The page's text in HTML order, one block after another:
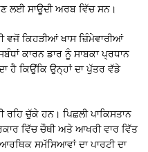
ਲਈ ਸਾਊਦੀ ਅਰਬ ਵਿੱਚ ਸਨ।
ਵਜੋਂ ਕਿਹੜੀਆਂ ਖਾਸ ਜ਼ਿੰਮੇਵਾਰੀਆਂ
ਕਾਰਨ ਡਾਰ ਨੂੰ ਸਾਬਕਾ ਪ੍ਰਧਾਨ
ਹੈ ਕਿਉਂਕਿ ਉਨ੍ਹਾਂ ਦਾ ਪੁੱਤਰ ਵੱਡੇ
ਰਹਿ ਚੁੱਕੇ ਹਨ। ਪਿਛਲੀ ਪਾਕਿਸਤਾਨ
ਵਿੱਚ ਚੌਥੀ ਅਤੇ ਆਖਰੀ ਵਾਰ ਵਿੱਤ
ਸਮੱਸਿਆਵਾਂ ਦਾ ਪਾਰਟੀ ਦਾ